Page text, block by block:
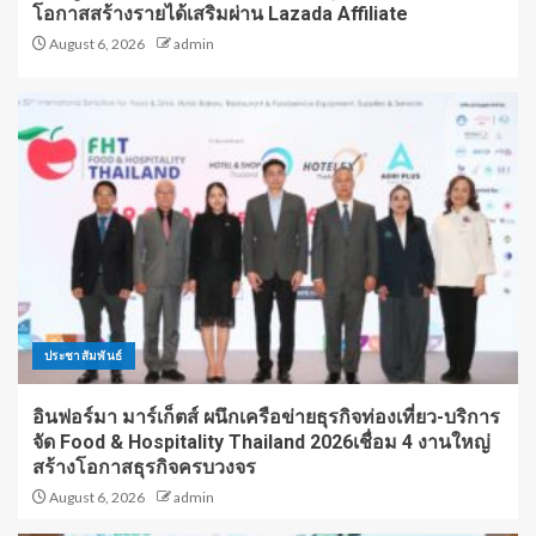
โอกาสสร้างรายได้เสริมผ่าน Lazada Affiliate
August 6, 2026 admin
ประชาสัมพันธ์
อินฟอร์มา มาร์เก็ตส์ ผนึกเครือข่ายธุรกิจท่องเที่ยว-บริการ
จัด Food & Hospitality Thailand 2026เชื่อม 4 งานใหญ่
สร้างโอกาสธุรกิจครบวงจร
August 6, 2026 admin